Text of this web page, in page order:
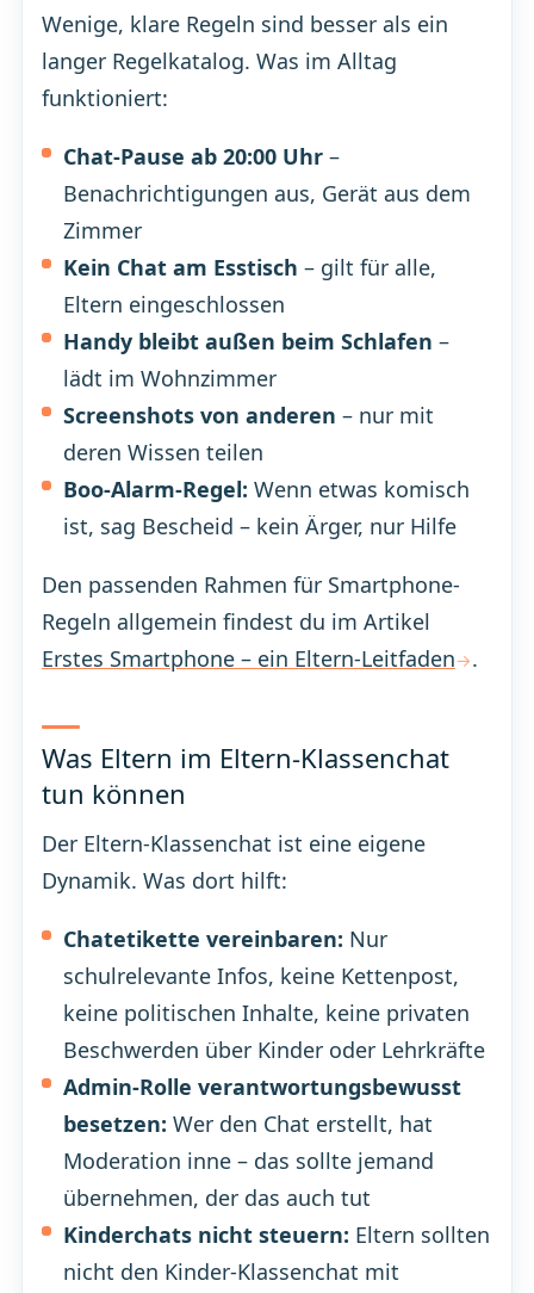
Wenige, klare Regeln sind besser als ein
langer Regelkatalog. Was im Alltag
funktioniert:
Chat-Pause ab 20:00 Uhr–
Benachrichtigungen aus, Gerät aus dem
Zimmer
Kein Chat am Esstisch – gilt für alle,
Eltern eingeschlossen
Handy bleibt außen beim Schlafen –
lädt im Wohnzimmer
Screenshots von anderen – nur mit
deren Wissen teilen
Boo-Alarm-Regel: Wenn etwas komisch
ist, sag Bescheid – kein Ärger, nur Hilfe
Den passenden Rahmen für Smartphone-
Regeln allgemein findest du im Artikel
Erstes Smartphone – ein Eltern-Leitfaden
.
Was Eltern im Eltern-Klassenchat
tun können
Der Eltern-Klassenchat ist eine eigene
Dynamik. Was dort hilft:
Chatetikette vereinbaren: Nur
schulrelevante Infos, keine Kettenpost,
keine politischen Inhalte, keine privaten
Beschwerden über Kinder oder Lehrkräfte
Admin-Rolle verantwortungsbewusst
besetzen: Wer den Chat erstellt, hat
Moderation inne – das sollte jemand
übernehmen, der das auch tut
Kinderchats nicht steuern: Eltern sollten
nicht den Kinder-Klassenchat mit